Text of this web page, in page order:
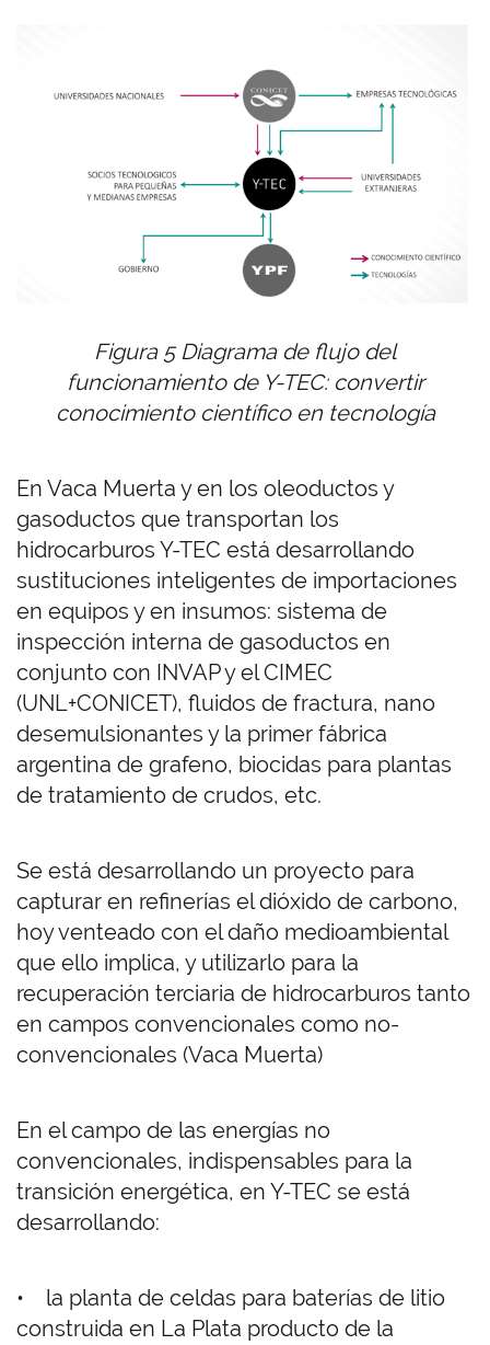
Figura 5 Diagrama de flujo del
funcionamiento de Y-TEC: convertir
conocimiento científico en tecnología
En Vaca Muerta y en los oleoductos y
gasoductos que transportan los
hidrocarburos Y-TEC está desarrollando
sustituciones inteligentes de importaciones
en equipos y en insumos: sistema de
inspección interna de gasoductos en
conjunto con INVAP y el CIMEC
(UNL+CONICET), fluidos de fractura, nano
desemulsionantes y la primer fábrica
argentina de grafeno, biocidas para plantas
de tratamiento de crudos, etc.
Se está desarrollando un proyecto para
capturar en refinerías el dióxido de carbono,
hoy venteado con el daño medioambiental
que ello implica, y utilizarlo para la
recuperación terciaria de hidrocarburos tanto
en campos convencionales como no-
convencionales (Vaca Muerta)
En el campo de las energías no
convencionales, indispensables para la
transición energética, en Y-TEC se está
desarrollando:
• la planta de celdas para baterías de litio
construida en La Plata producto de la